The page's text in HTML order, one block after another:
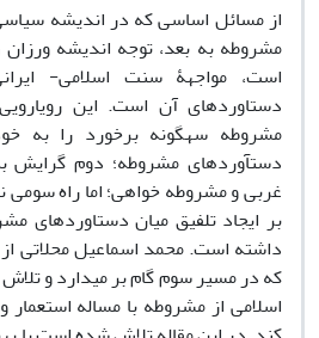
از مسائل اساسی که در اندیشه
مشروطه به بعد، توجه اندیشه
است، مواجهۀ سنت اسلامی-
دستاوردهای آن است. این
مشروطه سه­گونه برخورد را به
دستآوردهای مشروطه؛ دوم
غربی و مشروطه خواهی؛ اما راه
بر ایجاد تلفیق میان دستاوردهای
داشته است. محمد اسماعیل محلاتی
که در مسیر سوم گام بر می­دارد و تلاش
اسلامی از مشروطه با مساله استعمار